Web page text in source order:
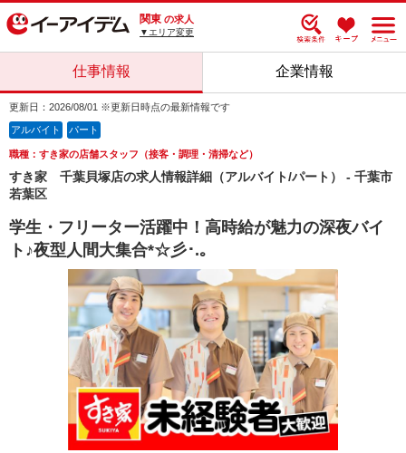
関東 の求人
▼エリア変更
仕事情報 企業情報
更新日：2026/08/01 ※更新日時点の最新情報です
アルバイト パート
職種：すき家の店舗スタッフ（接客・調理・清掃など）
すき家 千葉貝塚店の求人情報詳細（アルバイト/パート） - 千葉市
若葉区
学生・フリーター活躍中！高時給が魅力の深夜バイ
ト♪夜型人間大集合*☆彡･.｡